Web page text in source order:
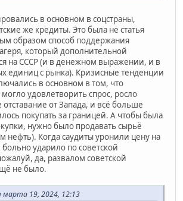
в основном в соцстраны,
же кредиты. Это была не статья
образом способ поддержания
который дополнительной
на СССР (и в денежном выражении, и в
единиц с рынка). Кризисные тенденции
в основном в том, что
удовлетворить спрос, росло
отставание от Запада, и всё больше
покупать за границей. А чтобы была
нужно было продавать сырьё
нефть). Когда саудиты уронили цену на
ударило по советской
да, развалом советской
не было.
19, 2024, 12:13